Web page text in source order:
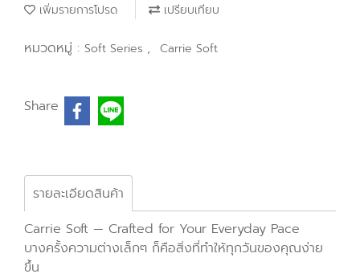
เพิ่มรายการโปรด เปรียบเทียบ
หมวดหมู่ : Soft Series , Carrie Soft
Share
รายละเอียดสินค้า
Carrie Soft — Crafted for Your Everyday Pace
บางครั้งความต่างเล็กๆ ก็คือสิ่งที่ทำให้ทุกวันของคุณง่าย
ขึ้น